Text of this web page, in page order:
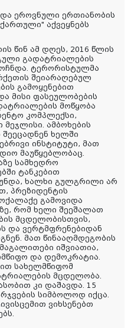
ეროვნული ერთიანობის
ქართული" აქვეყნებს
წინ ამ დღეს, 2016 წლის
გადატრიალების
ტერორისტულმა
შეიარაღებულ
გამოყენებით
მისი ფასეულობების
მოწყობა
კომპლექსი,
ამბოხების
ხელში
ინსტიტუტი, მათ
მაუწყებლობაც.
სამხედრო
ტანკებით
ხალხი გულგრილი არ
პრეზიდენტის
გამოვიდა
რომ ხელი შეეშალათ
მცდელობისთვის,
და ვერტმფრენებიდან
მათ წინააღმდეგობის
იშვიათია,
და დემოკრატია.
სახელმწიფომ
მცდელობა.
კი დაშავდა. 15
სიმბოლოდ იქცა.
ვიხსენებთ